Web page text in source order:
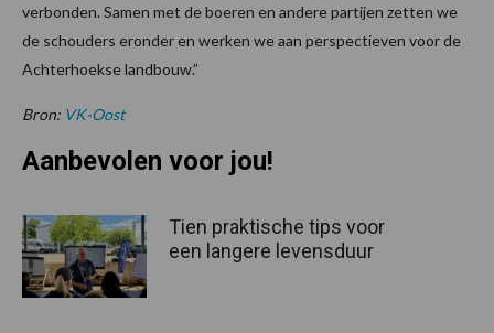
verbonden. Samen met de boeren en andere partijen zetten we
de schouders eronder en werken we aan perspectieven voor de
Achterhoekse landbouw.”
Bron: VK-Oost
Aanbevolen voor jou!
Tien praktische tips voor
een langere levensduur